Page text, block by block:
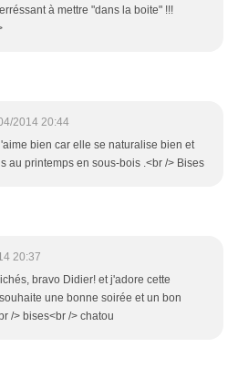
à mettre "dans la boite" !!!
2014 20:44
bien car elle se naturalise bien et
au printemps en sous-bois .<br /> Bises
20:37
bravo Didier! et j'adore cette
une bonne soirée et un bon
/> bises<br /> chatou